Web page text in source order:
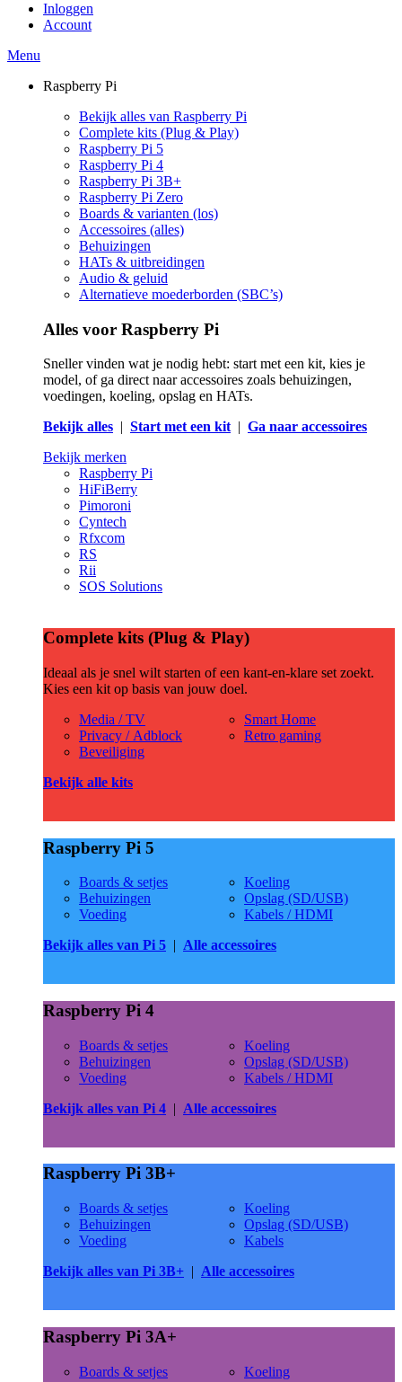
Inloggen
Account
Menu
Raspberry Pi
Bekijk alles van Raspberry Pi
Complete kits (Plug & Play)
Raspberry Pi 5
Raspberry Pi 4
Raspberry Pi 3B+
Raspberry Pi Zero
Boards & varianten (los)
Accessoires (alles)
Behuizingen
HATs & uitbreidingen
Audio & geluid
Alternatieve moederborden (SBC’s)
Alles voor Raspberry Pi
Sneller vinden wat je nodig hebt: start met een kit, kies je
model, of ga direct naar accessoires zoals behuizingen,
voedingen, koeling, opslag en HATs.
Bekijk alles | Start met een kit| Ga naar accessoires
Bekijk merken
Raspberry Pi
HiFiBerry
Pimoroni
Cyntech
Rfxcom
RS
Rii
SOS Solutions
Complete kits (Plug & Play)
Ideaal als je snel wilt starten of een kant-en-klare set zoekt.
Kies een kit op basis van jouw doel.
Media / TV
Privacy / Adblock
Beveiliging
Smart Home
Retro gaming
Bekijk alle kits
Raspberry Pi 5
Boards & setjes
Behuizingen
Voeding
Koeling
Opslag (SD/USB)
Kabels / HDMI
Bekijk alles van Pi 5 | Alle accessoires
Raspberry Pi 4
Boards & setjes
Behuizingen
Voeding
Koeling
Opslag (SD/USB)
Kabels / HDMI
Bekijk alles van Pi 4 | Alle accessoires
Raspberry Pi 3B+
Boards & setjes
Behuizingen
Voeding
Koeling
Opslag (SD/USB)
Kabels
Bekijk alles van Pi 3B+ | Alle accessoires
Raspberry Pi 3A+
Boards & setjes
Koeling